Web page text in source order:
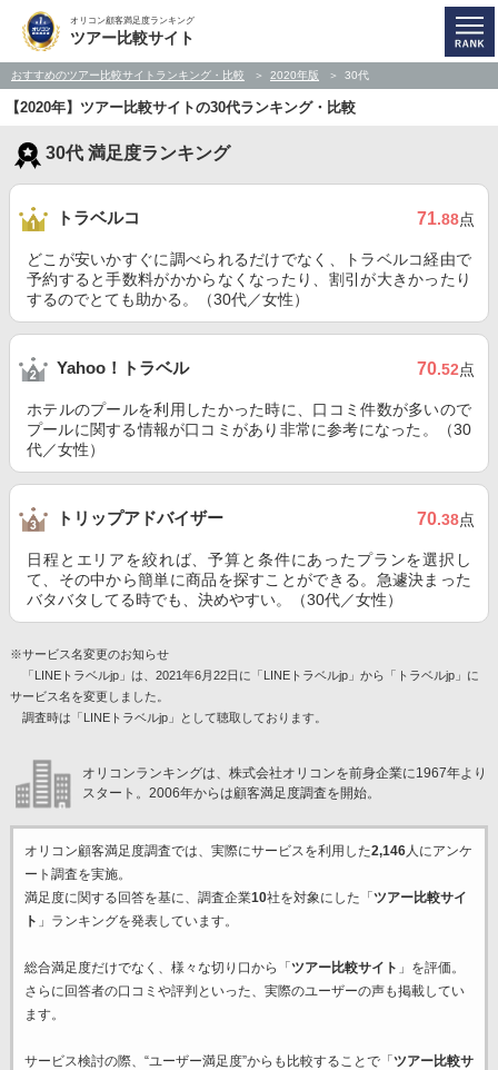
オリコン顧客満足度ランキング
ツアー比較サイト
おすすめのツアー比較サイトランキング・比較 2020年版 30代
【2020年】ツアー比較サイトの30代ランキング・比較
30代 満足度ランキング
トラベルコ 71.88点
どこが安いかすぐに調べられるだけでなく、トラベルコ経由で
予約すると手数料がかからなくなったり、割引が大きかったり
するのでとても助かる。（30代／女性）
Yahoo！トラベル 70.52点
ホテルのプールを利用したかった時に、口コミ件数が多いので
プールに関する情報が口コミがあり非常に参考になった。（30
代／女性）
トリップアドバイザー 70.38点
日程とエリアを絞れば、予算と条件にあったプランを選択し
て、その中から簡単に商品を探すことができる。急遽決まった
バタバタしてる時でも、決めやすい。（30代／女性）
※サービス名変更のお知らせ
「LINEトラベルjp」は、2021年6月22日に「LINEトラベルjp」から「トラベルjp」に
サービス名を変更しました。
調査時は「LINEトラベルjp」として聴取しております。
オリコンランキングは、株式会社オリコンを前身企業に1967年より
スタート。2006年からは顧客満足度調査を開始。
オリコン顧客満足度調査では、実際にサービスを利用した2,146人にアンケ
ート調査を実施。
満足度に関する回答を基に、調査企業10社を対象にした「 ツアー比較サイ
ト 」ランキングを発表しています。
総合満足度だけでなく、様々な切り口から「 ツアー比較サイト 」を評価。
さらに回答者の口コミや評判といった、実際のユーザーの声も掲載してい
ます。
サービス検討の際、“ユーザー満足度”からも比較することで「 ツアー比較サ